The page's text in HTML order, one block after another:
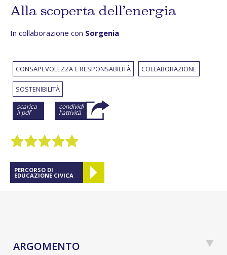
Alla scoperta dell’energia
In collaborazione con Sorgenia
CONSAPEVOLEZZA E RESPONSABILITÀ COLLABORAZIONE
SOSTENIBILITÀ
scarica
il pdf
condividi
l'attività
PERCORSO DI
EDUCAZIONE CIVICA
ARGOMENTO